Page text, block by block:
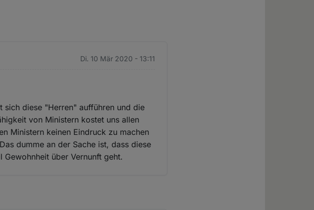
Di. 10 Mär 2020 - 13:11
diese "Herren" aufführen und die
von Ministern kostet uns allen
Ministern keinen Eindruck zu machen
dumme an der Sache ist, dass diese
über Vernunft geht.